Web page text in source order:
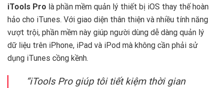
iTools Pro là phần mềm quản lý thiết bị iOS thay thế hoàn
hảo cho iTunes. Với giao diện thân thiện và nhiều tính năng
vượt trội, phần mềm này giúp người dùng dễ dàng quản lý
dữ liệu trên iPhone, iPad và iPod mà không cần phải sử
dụng iTunes cồng kềnh.
“iTools Pro giúp tôi tiết kiệm thời gian